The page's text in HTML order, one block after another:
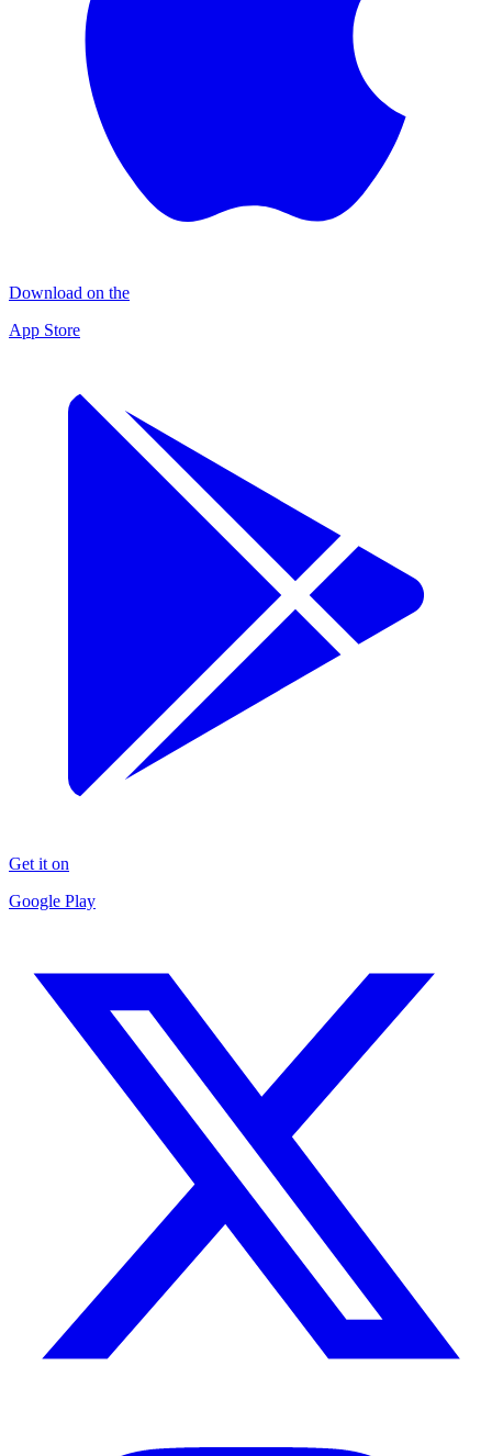
Download on the
App Store
Get it on
Google Play